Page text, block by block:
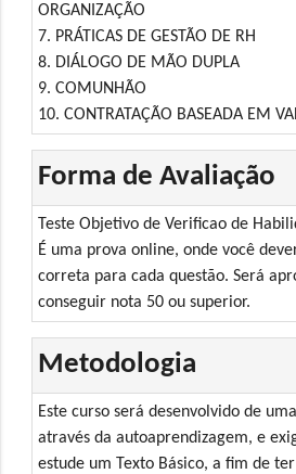
ORGANIZAÇÃO
7. PRÁTICAS DE GESTÃO DE RH
8. DIÁLOGO DE MÃO DUPLA
9. COMUNHÃO
10. CONTRATAÇÃO BASEADA EM
Forma de Avaliação
Teste Objetivo de Verificao de
É uma prova online, onde você
correta para cada questão. Será
conseguir nota 50 ou superior.
Metodologia
Este curso será desenvolvido de
através da autoaprendizagem, e
estude um Texto Básico, a fim de